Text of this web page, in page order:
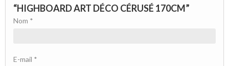
“HIGHBOARD ART DÉCO CÉRUSÉ 170CM”
Nom *
E-mail *